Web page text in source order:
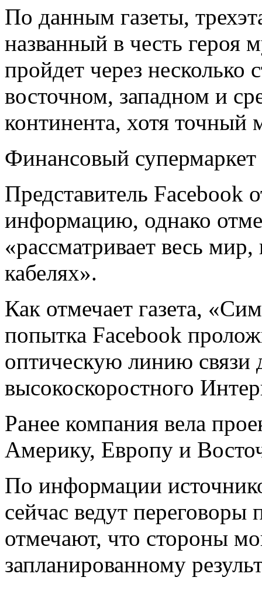
По данным газеты,
названный в честь героя
пройдет через
восточном, западном и
континента, хотя точный
Финансовый
Представитель Facebook
информацию, однако
«рассматривает весь
кабелях».
Как отмечает газета,
попытка Facebook
оптическую линию связи
высокоскоростного
Ранее компания вела
Америку, Европу и
По информации
сейчас ведут
отмечают, что стороны
запланированному